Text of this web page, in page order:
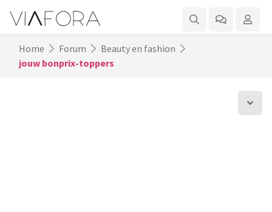
Home Forum
Beauty en fashion
jouw bonprix-toppers